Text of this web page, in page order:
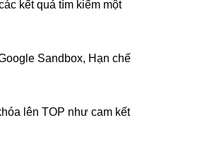
kết quả tìm kiếm một
Sandbox, Hạn chế
lên TOP như cam kết